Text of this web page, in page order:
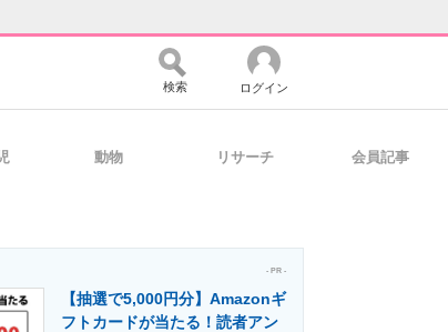
ィ マーケ×ITの今がよく分かる
検索 ログイン
動物 リサーチ 会員記事
- PR -
【抽選で5,000円分】Amazonギ
フトカードが当たる！読者アン